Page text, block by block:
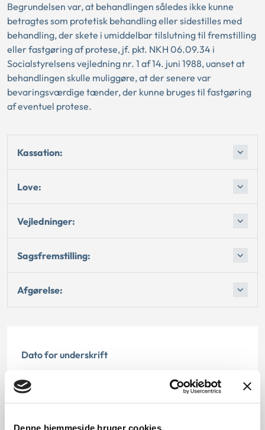
Begrundelsen var, at behandlingen således ikke kunne
betragtes som protetisk behandling eller sidestilles med
behandling, der skete i umiddelbar tilslutning til fremstilling
eller fastgøring af protese, jf. pkt. NKH 06.09.34 i
Socialstyrelsens vejledning nr. 1 af 14. juni 1988, uanset at
behandlingen skulle muliggøre, at der senere var
bevaringsværdige tænder, der kunne bruges til fastgøring
af eventuel protese.
Kassation:
Love:
Vejledninger:
Sagsfremstilling:
Afgørelse:
Dato for underskrift
15.05.1995
Offentliggørelsesdato